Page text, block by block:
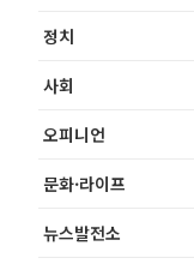
정치
사회
오피니언
문화·라이프
뉴스발전소